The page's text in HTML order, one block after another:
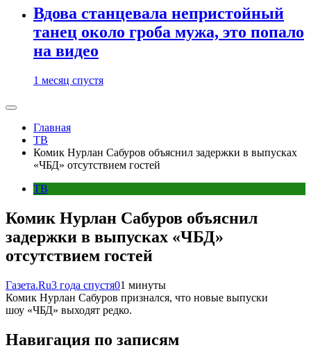
Вдова станцевала непристойный
танец около гроба мужа, это попало
на видео
1 месяц спустя
Главная
ТВ
Комик Нурлан Сабуров объяснил задержки в выпусках
«ЧБД» отсутствием гостей
ТВ
Комик Нурлан Сабуров объяснил
задержки в выпусках «ЧБД»
отсутствием гостей
Газета.Ru3 года спустя01 минуты
Комик Нурлан Сабуров признался, что новые выпуски
шоу «ЧБД» выходят редко.
Навигация по записям